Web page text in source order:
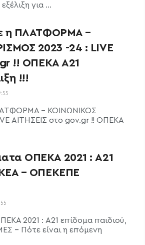
για ...
η ΠΛΑΤΦΟΡΜΑ –
2023 -24 : LIVE
!! ΟΠΕΚΑ Α21
!!!
- ΚΟΙΝΩΝΙΚΟΣ
ΑΙΤΗΣΕΙΣ στο gov.gr !! ΟΠΕΚΑ
ΟΠΕΚΑ 2021 : Α21
ΚΕΑ – ΟΠΕΚΕΠΕ
2021 : Α21 επίδομα παιδιού,
- Πότε είναι η επόμενη